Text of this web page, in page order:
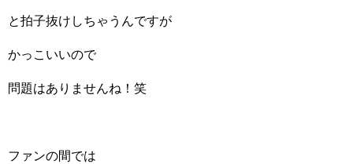
と拍子抜けしちゃうんですが
かっこいいので
問題はありませんね！笑
ファンの間では